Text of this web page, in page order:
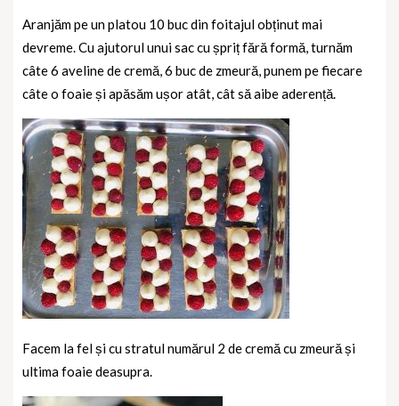
Aranjăm pe un platou 10 buc din foitajul obținut mai
devreme. Cu ajutorul unui sac cu șpriț fără formă, turnăm
câte 6 aveline de cremă, 6 buc de zmeură, punem pe fiecare
câte o foaie și apăsăm ușor atât, cât să aibe aderență.
Facem la fel și cu stratul numărul 2 de cremă cu zmeură și
ultima foaie deasupra.